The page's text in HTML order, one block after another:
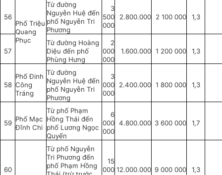
56
Phố Triệu
Quang
Phục
Từ đường
Nguyễn Huệ đến
phố Nguyễn Tri
Phương
3
500
000
2.800.000 2 100 000 1,3
57
Từ đường Hoàng
Diệu đến phố
Phùng Hưng
2
000
000
1.600.000 1 200 000 1,3
58
Phố Đinh
Công
Tráng
Từ đường
Nguyễn Huệ đến
phố Nguyễn Tri
Phương
3
000
000
2.400.000 1 800 000 1,3
59 Phố Mạc
Đĩnh Chi
Từ phố Phạm
Hồng Thái đến
phố Lương Ngọc
Quyến
6
000
000
4.800.000 3 600 000 1,7
60
Từ phố Nguyễn
Tri Phương đến
phố Phạm Hồng
15
000 12.000.000 9 000 000 1,3